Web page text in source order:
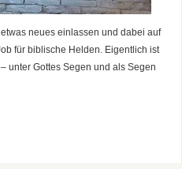
neues einlassen und dabei auf
für biblische Helden. Eigentlich ist
unter Gottes Segen und als Segen